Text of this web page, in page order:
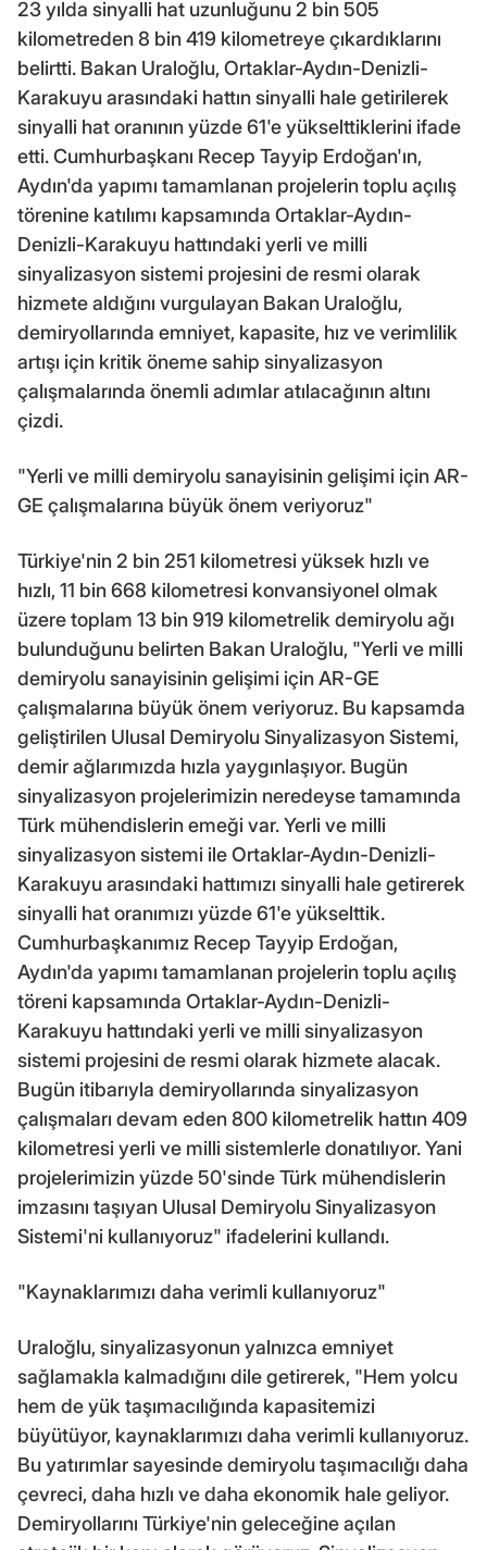
23 yılda sinyalli hat uzunluğunu 2 bin 505
kilometreden 8 bin 419 kilometreye çıkardıklarını
belirtti. Bakan Uraloğlu, Ortaklar-Aydın-Denizli-
Karakuyu arasındaki hattın sinyalli hale getirilerek
sinyalli hat oranının yüzde 61'e yükselttiklerini ifade
etti. Cumhurbaşkanı Recep Tayyip Erdoğan'ın,
Aydın'da yapımı tamamlanan projelerin toplu açılış
törenine katılımı kapsamında Ortaklar-Aydın-
Denizli-Karakuyu hattındaki yerli ve milli
sinyalizasyon sistemi projesini de resmi olarak
hizmete aldığını vurgulayan Bakan Uraloğlu,
demiryollarında emniyet, kapasite, hız ve verimlilik
artışı için kritik öneme sahip sinyalizasyon
çalışmalarında önemli adımlar atılacağının altını
çizdi.
"Yerli ve milli demiryolu sanayisinin gelişimi için AR-
GE çalışmalarına büyük önem veriyoruz"
Türkiye'nin 2 bin 251 kilometresi yüksek hızlı ve
hızlı, 11 bin 668 kilometresi konvansiyonel olmak
üzere toplam 13 bin 919 kilometrelik demiryolu ağı
bulunduğunu belirten Bakan Uraloğlu, "Yerli ve milli
demiryolu sanayisinin gelişimi için AR-GE
çalışmalarına büyük önem veriyoruz. Bu kapsamda
geliştirilen Ulusal Demiryolu Sinyalizasyon Sistemi,
demir ağlarımızda hızla yaygınlaşıyor. Bugün
sinyalizasyon projelerimizin neredeyse tamamında
Türk mühendislerin emeği var. Yerli ve milli
sinyalizasyon sistemi ile Ortaklar-Aydın-Denizli-
Karakuyu arasındaki hattımızı sinyalli hale getirerek
sinyalli hat oranımızı yüzde 61'e yükselttik.
Cumhurbaşkanımız Recep Tayyip Erdoğan,
Aydın'da yapımı tamamlanan projelerin toplu açılış
töreni kapsamında Ortaklar-Aydın-Denizli-
Karakuyu hattındaki yerli ve milli sinyalizasyon
sistemi projesini de resmi olarak hizmete alacak.
Bugün itibarıyla demiryollarında sinyalizasyon
çalışmaları devam eden 800 kilometrelik hattın 409
kilometresi yerli ve milli sistemlerle donatılıyor. Yani
projelerimizin yüzde 50'sinde Türk mühendislerin
imzasını taşıyan Ulusal Demiryolu Sinyalizasyon
Sistemi'ni kullanıyoruz" ifadelerini kullandı.
"Kaynaklarımızı daha verimli kullanıyoruz"
Uraloğlu, sinyalizasyonun yalnızca emniyet
sağlamakla kalmadığını dile getirerek, "Hem yolcu
hem de yük taşımacılığında kapasitemizi
büyütüyor, kaynaklarımızı daha verimli kullanıyoruz.
Bu yatırımlar sayesinde demiryolu taşımacılığı daha
çevreci, daha hızlı ve daha ekonomik hale geliyor.
Demiryollarını Türkiye'nin geleceğine açılan